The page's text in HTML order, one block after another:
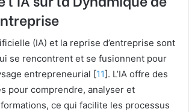
(IA) et la reprise d’entreprise sont
se rencontrent et se fusionnent pour
entrepreneurial [11]. L’IA offre des
pour comprendre, analyser et
ce qui facilite les processus